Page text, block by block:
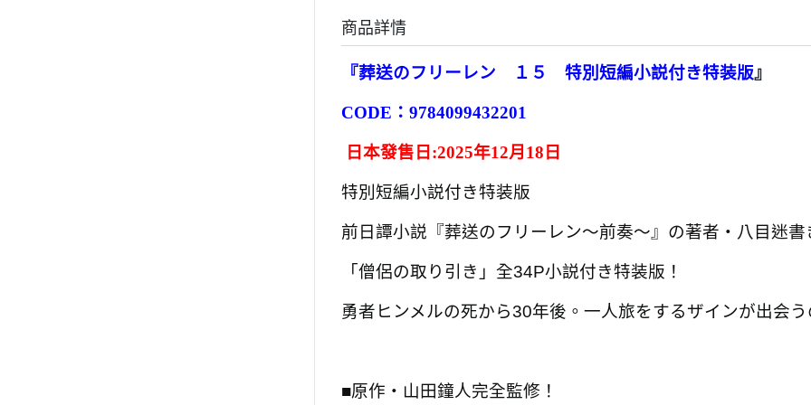
商品詳情
『葬送のフリーレン １５ 特別短編小説付き特装版』
CODE： 9784099432201
日本發售日:2025年12月18日
特別短編小説付き特装版
前日譚小説『葬送のフリーレン～前奏～』の著者・八目迷書
「僧侶の取り引き」全34P小説付き特装版！
勇者ヒンメルの死から30年後。一人旅をするザインが出会
■原作・山田鐘人完全監修！